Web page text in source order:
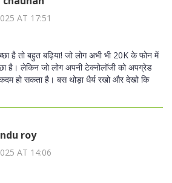
AT 17:51
है तो बहुत बढ़िया! जो लोग अभी भी 20K के फोन में
है। लेकिन जो लोग अपनी टेक्नोलॉजी को अपग्रेड
हो सकता है। बस थोड़ा धैर्य रखो और देखो कि
roy
AT 14:06